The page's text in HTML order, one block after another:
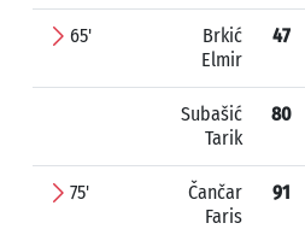
65'
Brkić
Elmir
47
Subašić
Tarik
80
75'
Čančar
Faris
91